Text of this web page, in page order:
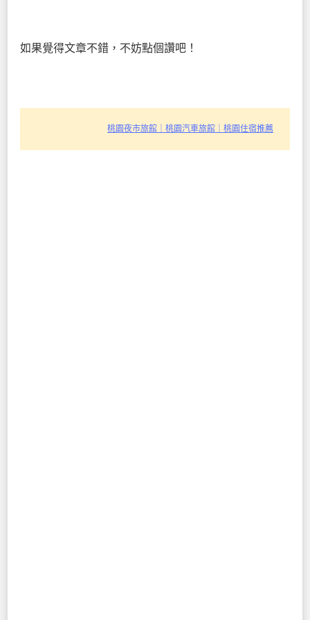
如果覺得文章不錯，不妨點個讚吧！
桃園夜市旅館｜桃園汽車旅館｜桃園住宿推薦